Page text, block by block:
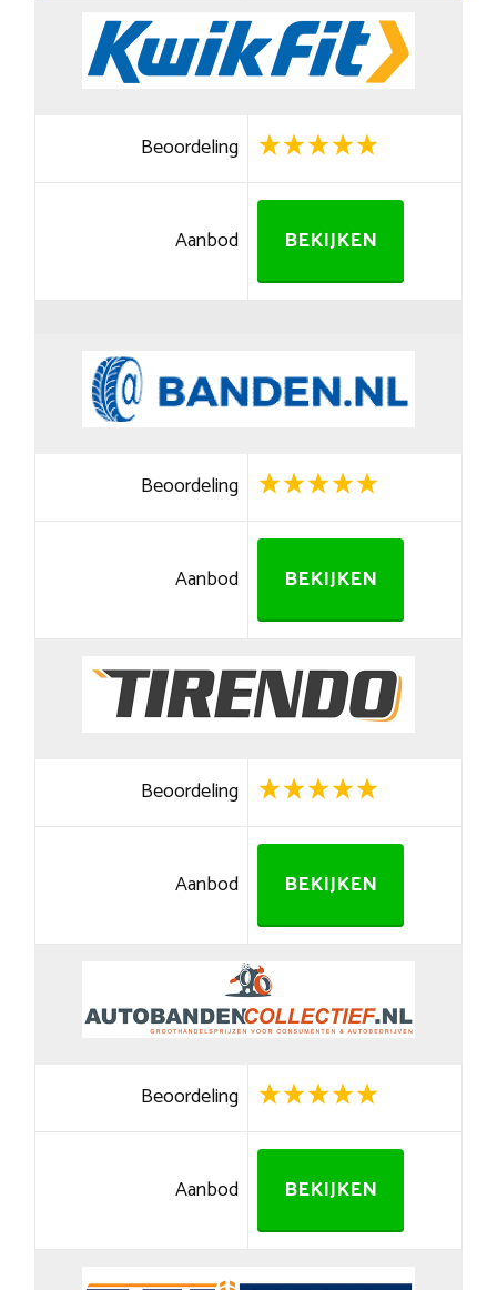
Beoordeling
Aanbod BEKIJKEN
Beoordeling
Aanbod BEKIJKEN
Beoordeling
Aanbod BEKIJKEN
Beoordeling
Aanbod BEKIJKEN